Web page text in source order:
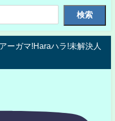
検索
ーガマ!Haraハラ!未解決人